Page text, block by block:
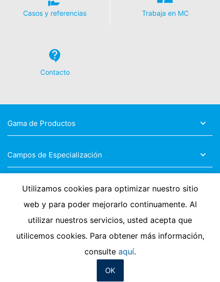
Casos y referencias Trabaja en MC
Contacto
Gama de Productos
Campos de Especialización
Términos de Uso Política de privacidad Hable con nosotros
Utilizamos cookies para optimizar nuestro sitio
web y para poder mejorarlo continuamente. Al
utilizar nuestros servicios, usted acepta que
utilicemos cookies. Para obtener más información,
consulte aquí.
OK